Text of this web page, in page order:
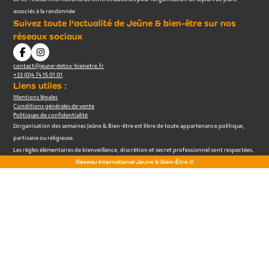
associés à la randonnée
Suivez toute l'actualité de Jeûne & bien-être sur nos
réseaux sociaux
contact@jeune-detox-bienetre.fr
+33 (0)4 74 15 01 01
Liens utiles :
Mentions légales
Conditions générales de vente
Politiques de confidentialité
L’organisation des semaines Jeûne & Bien-être est libre de toute appartenance politique,
partisane ou religieuse.
Les règles élémentaires de bienveillance, discrétion et secret professionnel sont respectées.
Réseau International Jeune & Bien-Être ©